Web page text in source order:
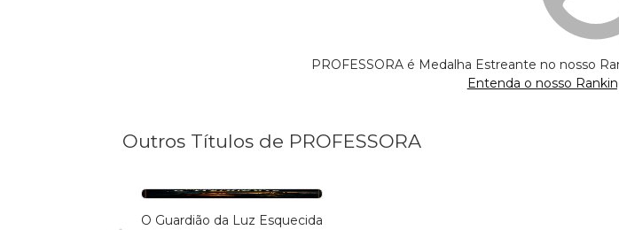
PROFESSORA é Medalha Estreante no nosso
Entenda o nosso
Outros Títulos de PROFESSORA
O Guardião da Luz Esquecida